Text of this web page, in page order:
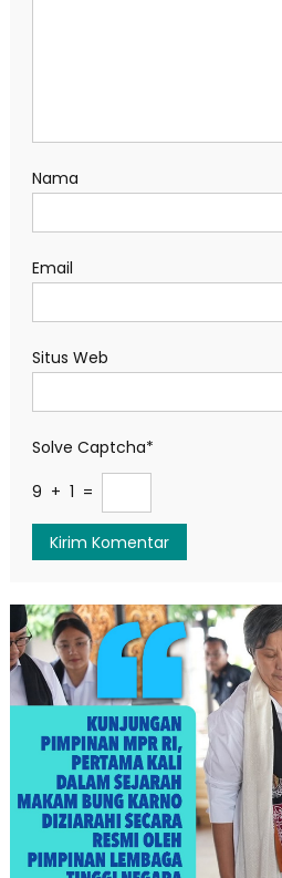
Nama
Email
Situs Web
Solve Captcha*
9 + 1 =